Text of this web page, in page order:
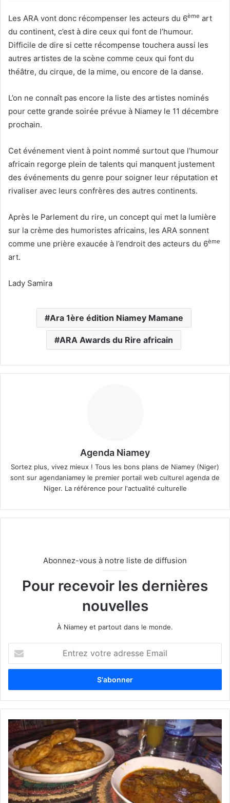
Les ARA vont donc récompenser les acteurs du 6ème art
du continent, c’est à dire ceux qui font de l’humour.
Difficile de dire si cette récompense touchera aussi les
autres artistes de la scène comme ceux qui font du
théâtre, du cirque, de la mime, ou encore de la danse.
L’on ne connaît pas encore la liste des artistes nominés
pour cette grande soirée prévue à Niamey le 11 décembre
prochain.
Cet événement vient à point nommé surtout que l’humour
africain regorge plein de talents qui manquent justement
des événements du genre pour soigner leur réputation et
rivaliser avec leurs confrères des autres continents.
Après le Parlement du rire, un concept qui met la lumière
sur la crème des humoristes africains, les ARA sonnent
comme une prière exaucée à l’endroit des acteurs du 6ème
art.
Lady Samira
Ara 1ère édition Niamey Mamane
ARA Awards du Rire africain
Agenda Niamey
Sortez plus, vivez mieux ! Tous les bons plans de Niamey (Niger)
sont sur agendaniamey le premier portail web culturel agenda de
Niger. La référence pour l'actualité culturelle
Abonnez-vous à notre liste de diffusion
Pour recevoir les dernières
nouvelles
À Niamey et partout dans le monde.
t
e
z
o
t
a
d
r
e